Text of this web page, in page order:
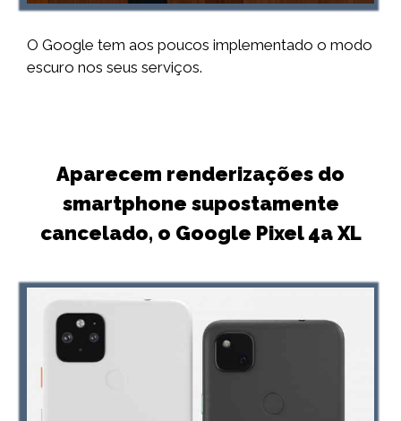
O Google tem aos poucos implementado o modo
escuro nos seus serviços.
Aparecem renderizações do
smartphone supostamente
cancelado, o Google Pixel 4a XL